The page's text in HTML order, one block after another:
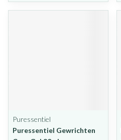
Puressentiel
Puressentiel Gewrichten